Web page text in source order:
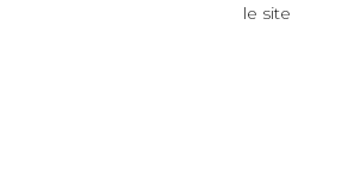
le site